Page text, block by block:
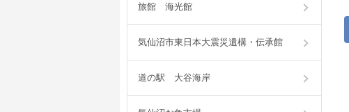
旅館 海光館
気仙沼市東日本大震災遺構・伝承館
道の駅 大谷海岸